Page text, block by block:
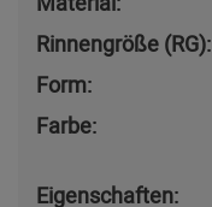
Rinnengröße (RG):
Form:
Farbe:
Eigenschaften: